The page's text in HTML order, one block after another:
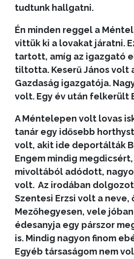
tudtunk hallgatni.
Én minden reggel a
vittük ki a lovakat járatni.
tartott, amíg az igazgató
tiltotta. Keserű János volt
Gazdaság igazgatója.
volt. Egy év után felkerült
A Méntelepen volt lovas
tanár egy idősebb
volt, akit ide deportálták
Engem mindig
mivoltából adódott,
volt. Az irodában
Szentesi Erzsi volt a
Mezőhegyesen, vele
édesanyja egy párszor
is. Mindig nagyon finom
Egyéb társaságom nem